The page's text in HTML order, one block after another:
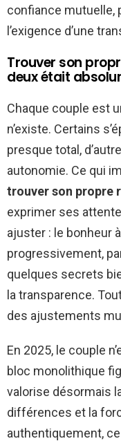
confiance mutuelle,
l’exigence d’une
Trouver son
deux était
Chaque couple est
n’existe. Certains
presque total,
autonomie. Ce qui
trouver son propre
exprimer ses
ajuster : le bonheur
progressivement,
quelques secrets
la transparence.
des ajustements
En 2025, le couple
bloc monolithique
valorise désormais
différences et la
authentiquement, ce